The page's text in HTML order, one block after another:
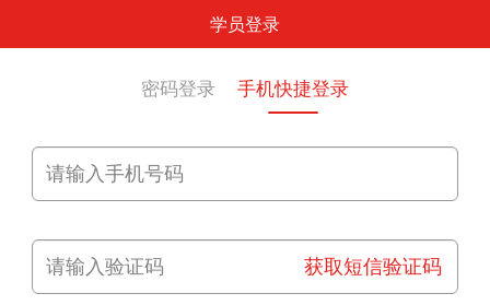
学员登录
密码登录 手机快捷登录
获取短信验证码